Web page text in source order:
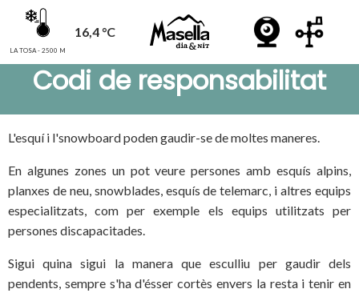
LA TOSA - 2500 M
16,4 °C
Codi de responsabilitat
L'esquí i l'snowboard poden gaudir-se de moltes maneres.
En algunes zones un pot veure persones amb esquís alpins,
planxes de neu, snowblades, esquís de telemarc, i altres equips
especialitzats, com per exemple els equips utilitzats per
persones discapacitades.
Sigui quina sigui la manera que esculliu per gaudir dels
pendents, sempre s'ha d'ésser cortès envers la resta i tenir en